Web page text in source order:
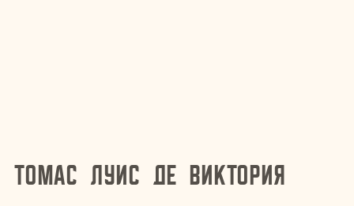
Томас Луис де Виктория